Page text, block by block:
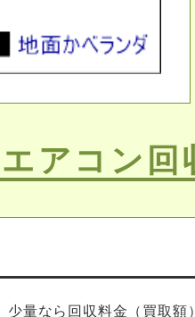
エアコン回
量なら回収料金（買取